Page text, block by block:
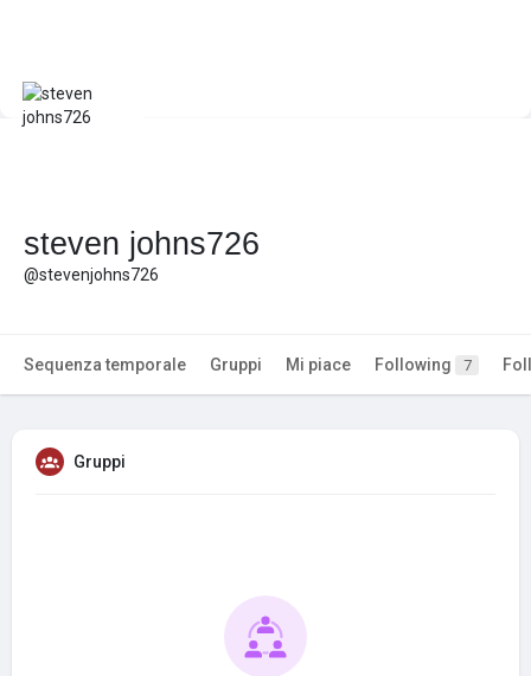
steven johns726
@stevenjohns726
Sequenza temporale Gruppi Mi piace Following 7
Gruppi